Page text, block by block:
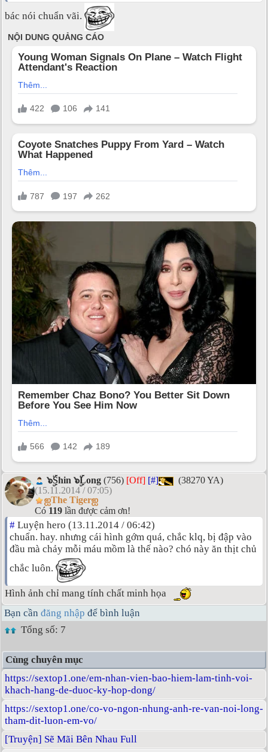
bác nói chuẩn vãi.
๖ۣۜShin ๖ۣۜLong (756) [Off] [#]
(38270 YA)
(15.11.2014 / 07:05)
ஐThe Tigerஐ
Có 119 lần được cảm ơn!
# Luyện hero (13.11.2014 / 06:42)
chuẩn. hay. nhưng cái hình gớm quá, chắc klq, bị đập vào
đầu mà chảy mỗi máu mồm là thế nào? chó này ăn thịt chủ
chắc luôn.
Hình ảnh chỉ mang tính chất minh họa
Bạn cần đăng nhập để bình luận
Tổng số: 7
Cùng chuyên mục
https://sextop1.one/em-nhan-vien-bao-hiem-lam-tinh-voi-
khach-hang-de-duoc-ky-hop-dong/
https://sextop1.one/co-vo-ngon-nhung-anh-re-van-noi-long-
tham-dit-luon-em-vo/
[Truyện] Sẽ Mãi Bên Nhau Full